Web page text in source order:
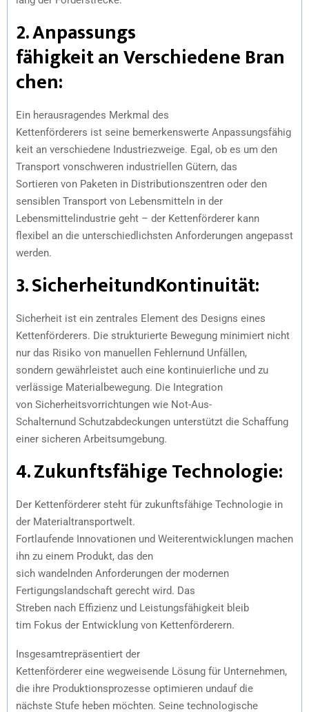
2.Anpassungs
fähigkeit an Verschiedene Bran
chen:
Ein herausragendes Merkmal des
Kettenförderers ist seine bemerkenswerte Anpassungsfähig
keit an verschiedene Industriezweige. Egal, ob es um den
Transport vonschweren industriellen Gütern, das
Sortieren von Paketen in Distributionszentren oder den
sensiblen Transport von Lebensmitteln in der
Lebensmittelindustrie geht – der Kettenförderer kann
flexibel an die unterschiedlichsten Anforderungen angepasst
werden.
3.SicherheitundKontinuität:
Sicherheit ist ein zentrales Element des Designs eines
Kettenförderers. Die strukturierte Bewegung minimiert nicht
nur das Risiko von manuellen Fehlernund Unfällen,
sondern gewährleistet auch eine kontinuierliche und zu
verlässige Materialbewegung. Die Integration
von Sicherheitsvorrichtungen wie Not-Aus-
Schalternund Schutzabdeckungen unterstützt die Schaffung
einer sicheren Arbeitsumgebung.
4.ZukunftsfähigeTechnologie:
Der Kettenförderer steht für zukunftsfähige Technologie in
der Materialtransportwelt.
Fortlaufende Innovationen und Weiterentwicklungen machen
ihn zu einem Produkt, das den
sich wandelnden Anforderungen der modernen
Fertigungslandschaft gerecht wird. Das
Streben nach Effizienz und Leistungsfähigkeit bleib
tim Fokus der Entwicklung von Kettenförderern.
Insgesamtrepräsentiert der
Kettenförderer eine wegweisende Lösung für Unternehmen,
die ihre Produktionsprozesse optimieren undauf die
nächste Stufe heben möchten. Seine technologische